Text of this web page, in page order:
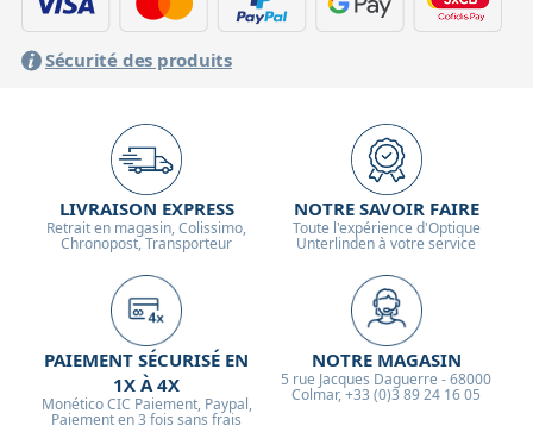
Sécurité des produits
LIVRAISON EXPRESS
Retrait en magasin, Colissimo,
Chronopost, Transporteur
NOTRE SAVOIR FAIRE
Toute l'expérience d'Optique
Unterlinden à votre service
PAIEMENT SÉCURISÉ EN
1X À 4X
Monético CIC Paiement, Paypal,
Paiement en 3 fois sans frais
NOTRE MAGASIN
5 rue Jacques Daguerre - 68000
Colmar, +33 (0)3 89 24 16 05